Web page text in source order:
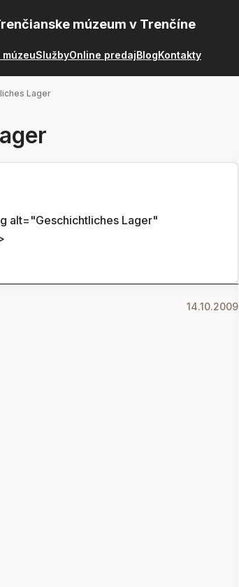
múzeum v Trenčíne
múzeuSlužbyOnline predajBlogKontakty
Lager
alt="Geschichtliches Lager"
14.10.2009